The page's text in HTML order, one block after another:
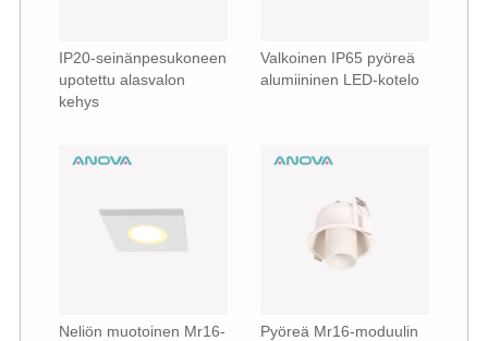
IP20-seinänpesukoneen
upotettu alasvalon
kehys
Valkoinen IP65 pyöreä
alumiininen LED-kotelo
Neliön muotoinen Mr16-
Pyöreä Mr16-moduulin